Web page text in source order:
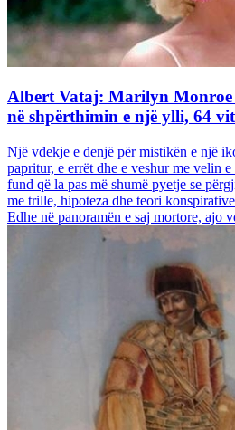
Albert Vataj: Marilyn Monroe
në shpërthimin e një ylli, 64
Një vdekje e denjë për mistikën e një
papritur, e errët dhe e veshur me velin
fund që la pas më shumë pyetje se
me trille, hipoteza dhe teori
Edhe në panoramën e saj mortore, ajo